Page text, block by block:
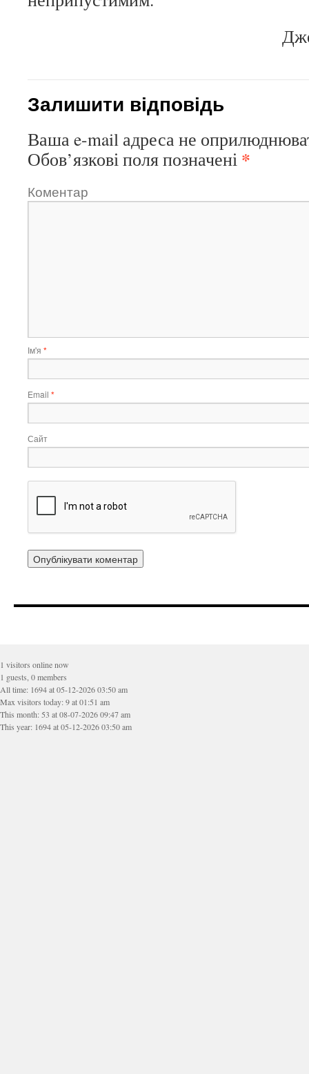
Залишити відповідь
Ваша e-mail адреса не
Обов’язкові поля позначені *
Коментар
Ім'я *
Email *
Сайт
1 visitors online now
1 guests, 0 members
All time: 1694 at 05-12-2026 03:50 am
Max visitors today: 9 at 01:51 am
This month: 53 at 08-07-2026 09:47 am
This year: 1694 at 05-12-2026 03:50 am